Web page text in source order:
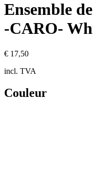
Ensemble
-CARO-
€ 17,50
incl. TVA
Couleur